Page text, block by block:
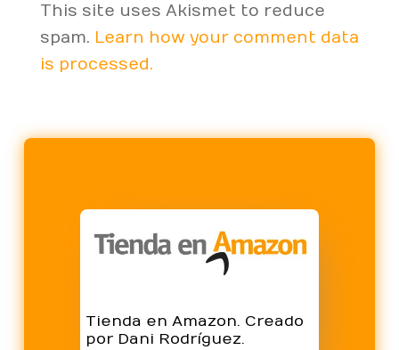
This site uses Akismet to reduce
spam. Learn how your comment data
is processed.
Tienda en Amazon. Creado
por Dani Rodríguez.